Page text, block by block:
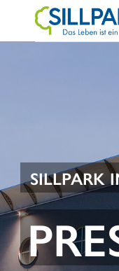
SILLPARK
MEDIAGALERIE